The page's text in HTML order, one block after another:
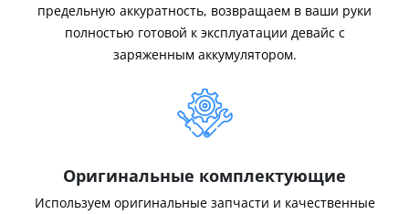
предельную аккуратность, возвращаем в ваши руки
полностью готовой к эксплуатации девайс с
заряженным аккумулятором.
Оригинальные комплектующие
Используем оригинальные запчасти и качественные